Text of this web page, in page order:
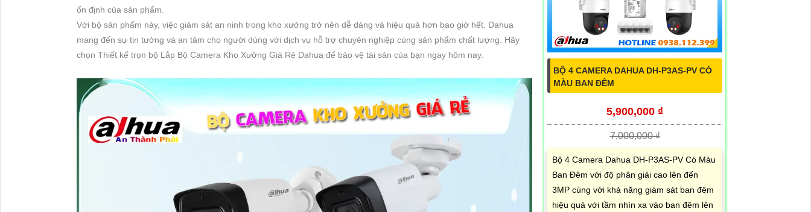
ổn định của sản phẩm.
Với bộ sản phẩm này, việc giám sát an ninh trong kho xưởng trở nên dễ dàng và hiệu quả hơn bao giờ hết. Dahua
mang đến sự tin tưởng và an tâm cho người dùng với dịch vụ hỗ trợ chuyên nghiệp cùng sản phẩm chất lượng. Hãy
chọn Thiết kế trọn bộ Lắp Bộ Camera Kho Xưởng Giá Rẻ Dahua để bảo vệ tài sản của bạn ngay hôm nay.
BỘ 4 CAMERA DAHUA DH-P3AS-PV CÓ
MÀU BAN ĐÊM
5,900,000 ₫
7,000,000 ₫
Bộ 4 Camera Dahua DH-P3AS-PV Có Màu
Ban Đêm với độ phân giải cao lên đến
3MP cùng với khả năng giám sát ban đêm
hiệu quả với tầm nhìn xa vào ban đêm lên